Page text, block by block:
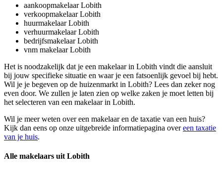
aankoopmakelaar Lobith
verkoopmakelaar Lobith
huurmakelaar Lobith
verhuurmakelaar Lobith
bedrijfsmakelaar Lobith
vnm makelaar Lobith
Het is noodzakelijk dat je een makelaar in Lobith vindt die aansluit
bij jouw specifieke situatie en waar je een fatsoenlijk gevoel bij hebt.
Wil je je begeven op de huizenmarkt in Lobith? Lees dan zeker nog
even door. We zullen je laten zien op welke zaken je moet letten bij
het selecteren van een makelaar in Lobith.
Wil je meer weten over een makelaar en de taxatie van een huis?
Kijk dan eens op onze uitgebreide informatiepagina overeen taxatie
van je huis.
Alle makelaars uit Lobith